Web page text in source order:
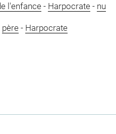
l'enfance- Harpocrate- nu
père- Harpocrate